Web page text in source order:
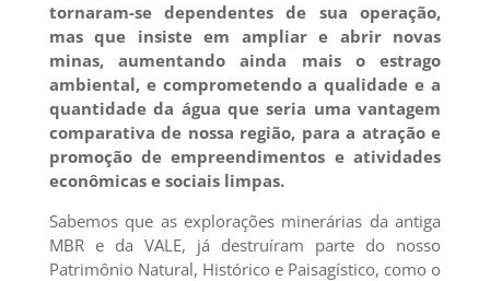
tornaram-se dependentes de sua operação,
mas que insiste em ampliar e abrir novas
minas, aumentando ainda mais o estrago
ambiental, e comprometendo a qualidade e a
quantidade da água que seria uma vantagem
comparativa de nossa região, para a atração e
promoção de empreendimentos e atividades
econômicas e sociais limpas.
Sabemos que as explorações minerárias da antiga
MBR e da VALE, já destruíram parte do nosso
Patrimônio Natural, Histórico e Paisagístico, como o